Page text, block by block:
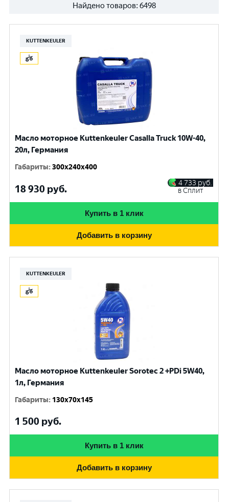
Найдено товаров: 6498
KUTTENKEULER
Масло моторное Kuttenkeuler Casalla Truck 10W-40,
20л, Германия
Габариты:300x240x400
18 930 руб.
4 733 руб.
в Сплит
Купить в 1 клик
Добавить в корзину
KUTTENKEULER
Масло моторное Kuttenkeuler Sorotec 2 +PDi 5W40,
1л, Германия
Габариты: 130x70x145
1 500 руб.
Купить в 1 клик
Добавить в корзину